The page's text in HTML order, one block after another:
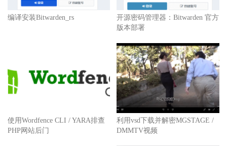
编译安装Bitwarden_rs
开源密码管理器：Bitwarden 官方
版本部署
使用Wordfence CLI / YARA排查
PHP网站后门
利用vsd下载并解密MGSTAGE /
DMMTV视频